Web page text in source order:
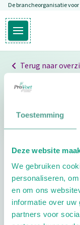
Toestemming
Deze website
We gebruiken
personaliseren,
en om ons
informatie over uw
partners voor
Overslaan en naar
De brancheorganisatie
Open hoofdmenu
Terug naar
Professionals
pedicure.